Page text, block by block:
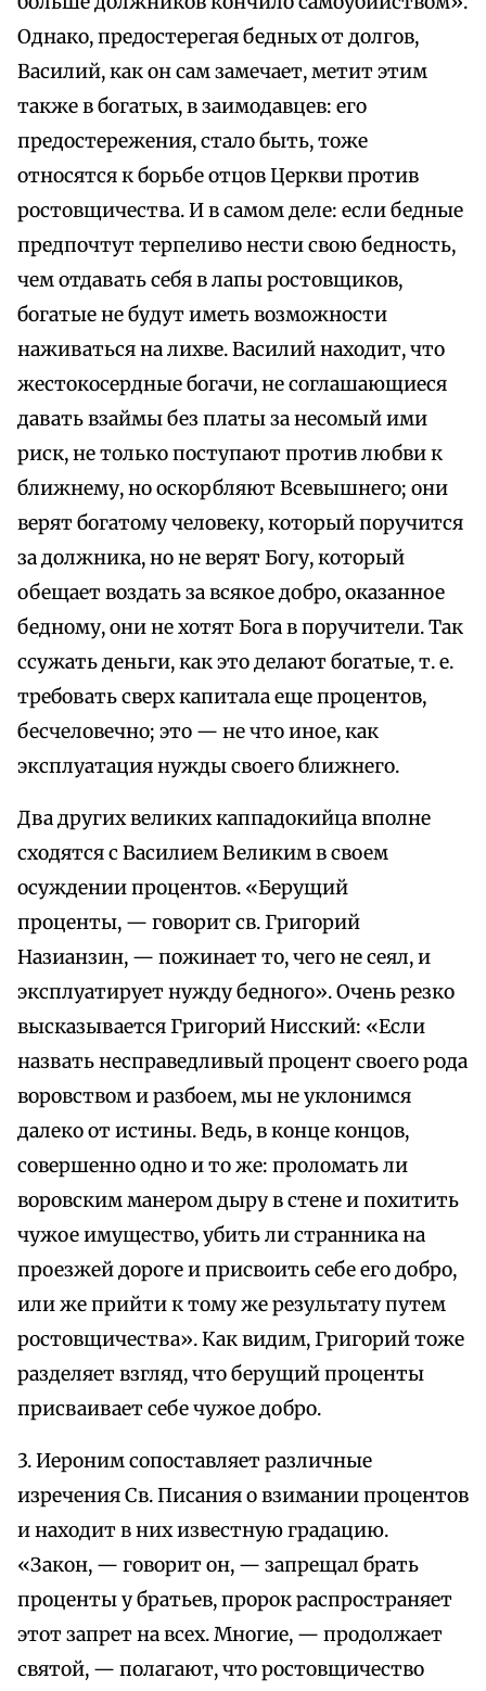
Однако, предостерегая бедных от долгов,
Василий, как он сам замечает, метит этим
также в богатых, в заимодавцев: его
предостережения, стало быть, тоже
относятся к борьбе отцов Церкви против
ростовщичества. И в самом деле: если бедные
предпочтут терпеливо нести свою бедность,
чем отдавать себя в лапы ростовщиков,
богатые не будут иметь возможности
наживаться на лихве. Василий находит, что
жестокосердные богачи, не соглашающиеся
давать взаймы без платы за несомый ими
риск, не только поступают против любви к
ближнему, но оскорбляют Всевышнего; они
верят богатому человеку, который поручится
за должника, но не верят Богу, который
обещает воздать за всякое добро, оказанное
бедному, они не хотят Бога в поручители. Так
ссужать деньги, как это делают богатые, т. е.
требовать сверх капитала еще процентов,
бесчеловечно; это — не что иное, как
эксплуатация нужды своего ближнего.
Два других великих каппадокийца вполне
сходятся с Василием Великим в своем
осуждении процентов. «Берущий
проценты, — говорит св. Григорий
Назианзин, — пожинает то, чего не сеял, и
эксплуатирует нужду бедного». Очень резко
высказывается Григорий Нисский: «Если
назвать несправедливый процент своего рода
воровством и разбоем, мы не уклонимся
далеко от истины. Ведь, в конце концов,
совершенно одно и то же: проломать ли
воровским манером дыру в стене и похитить
чужое имущество, убить ли странника на
проезжей дороге и присвоить себе его добро,
или же прийти к тому же результату путем
ростовщичества». Как видим, Григорий тоже
разделяет взгляд, что берущий проценты
присваивает себе чужое добро.
3. Иероним сопоставляет различные
изречения Св. Писания о взимании процентов
и находит в них известную градацию.
«Закон, — говорит он, — запрещал брать
проценты у братьев, пророк распространяет
этот запрет на всех. Многие, — продолжает
святой, — полагают, что ростовщичество